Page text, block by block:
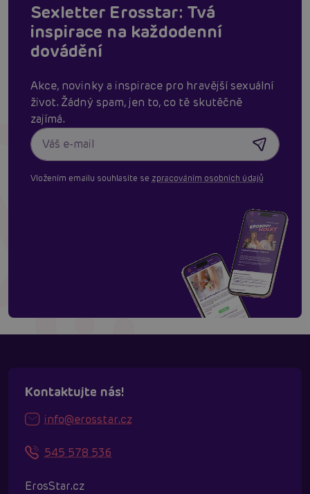
Sexletter Erosstar: Tvá
inspirace na každodenní
dovádění
Akce, novinky a inspirace pro hravější sexuální
život. Žádný spam, jen to, co tě skutěčně
zajímá.
Vložením emailu souhlasíte se zpracováním osobních údajů
Kontaktujte nás!
info@erosstar.cz
545 578 536
ErosStar.cz